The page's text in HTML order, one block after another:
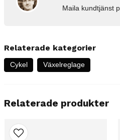
Maila kundtjänst
Relaterade kategorier
Cykel Växelreglage
Relaterade produkter